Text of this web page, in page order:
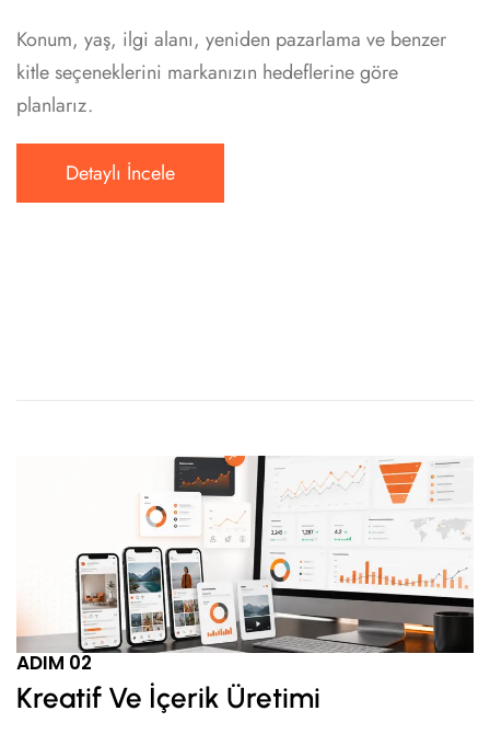
Konum, yaş, ilgi alanı, yeniden pazarlama ve benzer
kitle seçeneklerini markanızın hedeflerine göre
planlarız.
Detaylı İncele
ADIM 02
Kreatif Ve İçerik Üretimi